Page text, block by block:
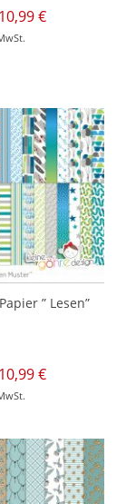
10,99€
” Lesen”
10,99€